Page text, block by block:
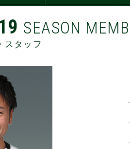
SEASON
スタッフ